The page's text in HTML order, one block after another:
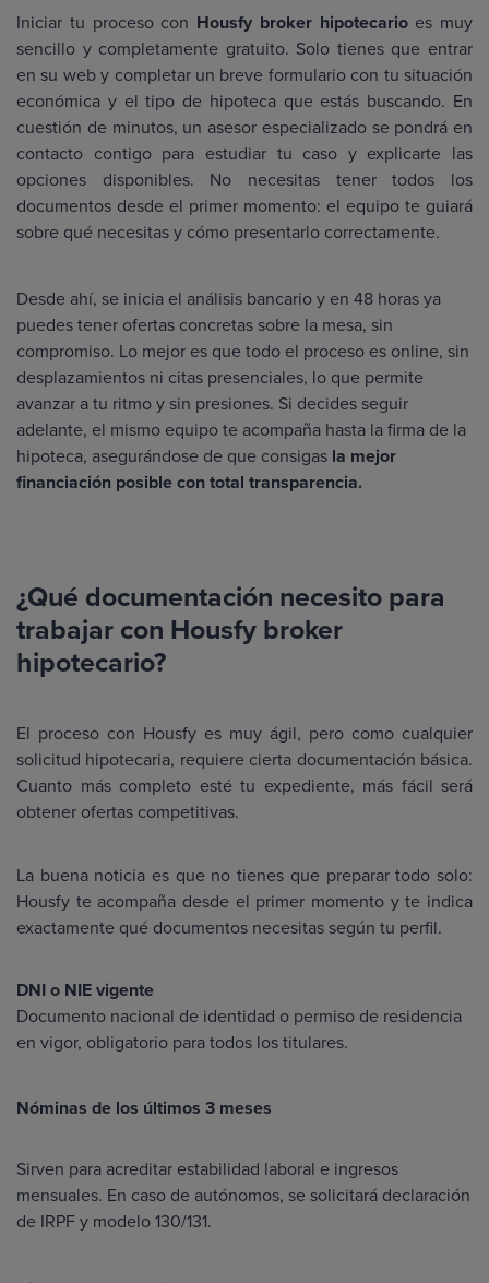
Iniciar tu proceso con Housfy broker hipotecario es muy
sencillo y completamente gratuito. Solo tienes que entrar
en su web y completar un breve formulario con tu situación
económica y el tipo de hipoteca que estás buscando. En
cuestión de minutos, un asesor especializado se pondrá en
contacto contigo para estudiar tu caso y explicarte las
opciones disponibles. No necesitas tener todos los
documentos desde el primer momento: el equipo te guiará
sobre qué necesitas y cómo presentarlo correctamente.
Desde ahí, se inicia el análisis bancario y en 48 horas ya
puedes tener ofertas concretas sobre la mesa, sin
compromiso. Lo mejor es que todo el proceso es online, sin
desplazamientos ni citas presenciales, lo que permite
avanzar a tu ritmo y sin presiones. Si decides seguir
adelante, el mismo equipo te acompaña hasta la firma de la
hipoteca, asegurándose de que consigas la mejor
financiación posible con total transparencia.
¿Qué documentación necesito para
trabajar con Housfy broker
hipotecario?
El proceso con Housfy es muy ágil, pero como cualquier
solicitud hipotecaria, requiere cierta documentación básica.
Cuanto más completo esté tu expediente, más fácil será
obtener ofertas competitivas.
La buena noticia es que no tienes que preparar todo solo:
Housfy te acompaña desde el primer momento y te indica
exactamente qué documentos necesitas según tu perfil.
DNI o NIE vigente
Documento nacional de identidad o permiso de residencia
en vigor, obligatorio para todos los titulares.
Nóminas de los últimos 3 meses
Sirven para acreditar estabilidad laboral e ingresos
mensuales. En caso de autónomos, se solicitará declaración
de IRPF y modelo 130/131.